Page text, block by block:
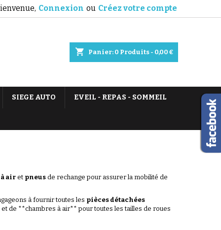
Connexion ou Créez votre compte
shopping_cart Panier: 0 Produits - 0,00 €
SIEGE AUTO EVEIL - REPAS - SOMMEIL
air et pneus de rechange pour assurer la mobilité de
à fournir toutes les pièces détachées
de **chambres à air** pour toutes les tailles de roues